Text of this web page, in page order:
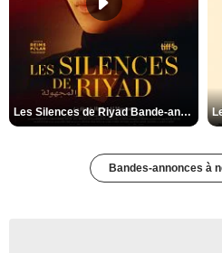
Les Silences de Riyad Bande-annonce VO STFR
Bandes-annonces à